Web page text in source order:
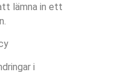
lämna in ett
i